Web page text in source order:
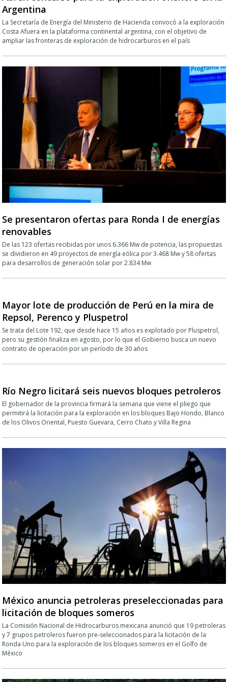
Argentina
La Secretaría de Energía del Ministerio de Hacienda convocó a la exploración
Costa Afuera en la plataforma continental argentina, con el objetivo de
ampliar las fronteras de exploración de hidrocarburos en el país
Se presentaron ofertas para Ronda I de energías
renovables
De las 123 ofertas recibidas por unos 6.366 Mw de potencia, las propuestas
se dividieron en 49 proyectos de energía eólica por 3.468 Mw y 58 ofertas
para desarrollos de generación solar por 2.834 Mw
Mayor lote de producción de Perú en la mira de
Repsol, Perenco y Pluspetrol
Se trata del Lote 192, que desde hace 15 años es explotado por Pluspetrol,
pero su gestión finaliza en agosto, por lo que el Gobierno busca un nuevo
contrato de operación por un período de 30 años
Río Negro licitará seis nuevos bloques petroleros
El gobernador de la provincia firmará la semana que viene el pliego que
permitirá la licitación para la exploración en los bloques Bajo Hondo, Blanco
de los Olivos Oriental, Puesto Guevara, Cerro Chato y Villa Regina
México anuncia petroleras preseleccionadas para
licitación de bloques someros
La Comisión Nacional de Hidrocarburos mexicana anunció que 19 petroleras
y 7 grupos petroleros fueron pre-seleccionados para la licitación de la
Ronda Uno para la exploración de los bloques someros en el Golfo de
México